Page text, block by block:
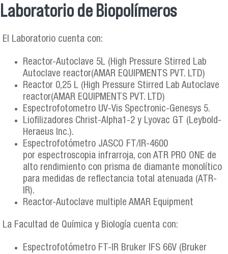
Se encuentra usted aquí
Laboratorio de Biopolímeros
El Laboratorio cuenta con:
Reactor-Autoclave 5L (High Pressure Stirred Lab
Autoclave reactor(AMAR EQUIPMENTS PVT. LTD)
Reactor 0,25 L (High Pressure Stirred Lab Autoclave
reactor(AMAR EQUIPMENTS PVT. LTD)
Espectrofotometro UV-Vis Spectronic-Genesys 5.
Liofilizadores Christ-Alpha1-2 y Lyovac GT (Leybold-
Heraeus Inc.).
Espectrofotómetro JASCO FT/IR-4600
por espectroscopia infrarroja, con ATR PRO ONE de
alto rendimiento con prisma de diamante monolítico
para medidas de reflectancia total atenuada (ATR-
IR).
Reactor-Autoclave multiple AMAR Equipment
La Facultad de Química y Biología cuenta con:
Espectrofotómetro FT-IR Bruker IFS 66V (Bruker